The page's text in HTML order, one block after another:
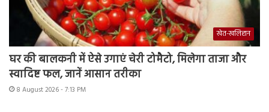
खेत-खलिहान
घर की बालकनी में ऐसे उगाएं चेरी टोमैटो, मिलेगा ताजा और
स्वादिष्ट फल, जानें आसान तरीका
8 August 2026 - 7:13 PM